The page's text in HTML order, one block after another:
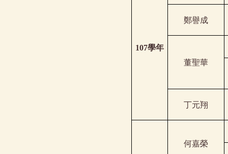
107學年
鄭譽成
董聖華
丁元翔
何嘉榮